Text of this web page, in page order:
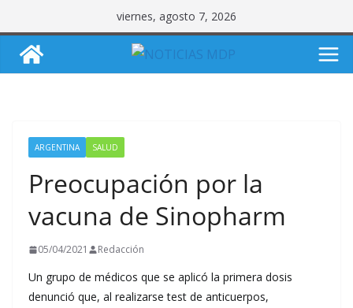
al
contenido
viernes, agosto 7, 2026
ARGENTINA SALUD
Preocupación por la
vacuna de Sinopharm
05/04/2021 Redacción
Un grupo de médicos que se aplicó la primera dosis
denunció que, al realizarse test de anticuerpos,